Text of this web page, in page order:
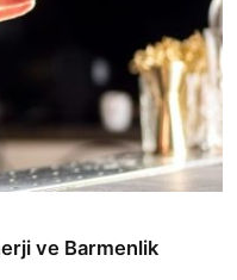
ve Barmenlik